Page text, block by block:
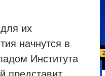
их
начнутся в
Института